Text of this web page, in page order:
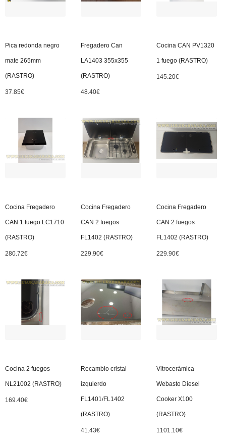
Pica redonda negro
mate 265mm
(RASTRO)
37.85€
Fregadero Can
LA1403 355x355
(RASTRO)
48.40€
Cocina CAN PV1320
1 fuego (RASTRO)
145.20€
Cocina Fregadero
CAN 1 fuego LC1710
(RASTRO)
280.72€
Cocina Fregadero
CAN 2 fuegos
FL1402 (RASTRO)
229.90€
Cocina Fregadero
CAN 2 fuegos
FL1402 (RASTRO)
229.90€
Cocina 2 fuegos
NL21002 (RASTRO)
169.40€
Recambio cristal
izquierdo
FL1401/FL1402
(RASTRO)
41.43€
Vitrocerámica
Webasto Diesel
Cooker X100
(RASTRO)
1101.10€